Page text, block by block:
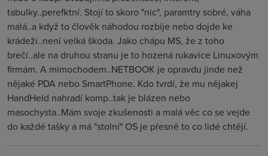
tabulky..perefktní. Stojí to skoro "nic", paramtry sobré, váha
malá..a když to člověk náhodou rozbije nebo dojde ke
krádeži..není velká škoda. Jako chápu MS, že z toho
brečí..ale na druhou stranu je to hozená rukavice Linuxovým
firmám. A mimochodem..NETBOOK je opravdu jinde než
nějaké PDA nebo SmartPhone. Kdo tvrdí, že mu nějakej
HandHeld nahradí komp..tak je blázen nebo
masochysta..Mám svoje zkušenosti a malá věc co se vejde
do každé tašky a má "stolní" OS je přesně to co lidé chtějí.